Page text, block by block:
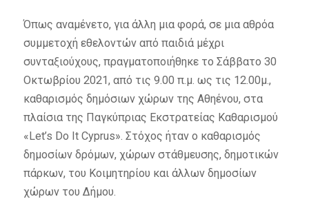
Όπως αναμένετο, για άλλη μια φορά, σε μια αθρόα
συμμετοχή εθελοντών από παιδιά μέχρι
συνταξιούχους, πραγματοποιήθηκε το Σάββατο 30
Οκτωβρίου 2021, από τις 9.00 π.μ. ως τις 12.00μ.,
καθαρισμός δημόσιων χώρων της Αθηένου, στα
πλαίσια της Παγκύπριας Εκστρατείας Καθαρισμού
«Let’s Do It Cyprus». Στόχος ήταν ο καθαρισμός
δημοσίων δρόμων, χώρων στάθμευσης, δημοτικών
πάρκων, του Κοιμητηρίου και άλλων δημοσίων
χώρων του Δήμου.